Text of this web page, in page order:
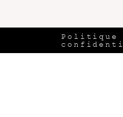
Politique